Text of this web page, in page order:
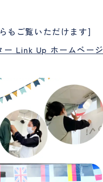
もご覧いただけます]
ー Link Up ホームページ